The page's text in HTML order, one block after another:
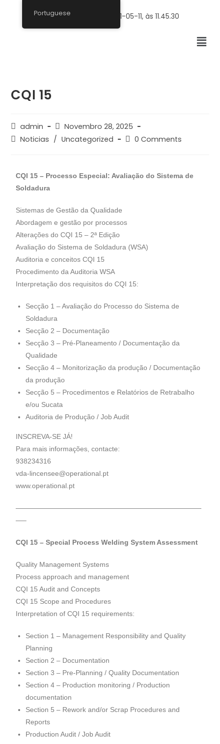
CQI 15
admin
Novembro 28, 2025
Noticias / Uncategorized 0 Comments
CQI 15 – Processo Especial: Avaliação do Sistema de
Soldadura
Sistemas de Gestão da Qualidade
Abordagem e gestão por processos
Alterações do CQI 15 – 2ª Edição
Avaliação do Sistema de Soldadura (WSA)
Auditoria e conceitos CQI 15
Procedimento da Auditoria WSA
Interpretação dos requisitos do CQI 15:
Secção 1 – Avaliação do Processo do Sistema de
Soldadura
Secção 2 – Documentação
Secção 3 – Pré-Planeamento / Documentação da
Qualidade
Secção 4 – Monitorização da produção / Documentação
da produção
Secção 5 – Procedimentos e Relatórios de Retrabalho
e/ou Sucata
Auditoria de Produção / Job Audit
INSCREVA-SE JÁ!
Para mais informações, contacte:
938234316
vda-lincensee@operational.pt
www.operational.pt
———————————————————————————
—–
CQI 15 – Special Process Welding System Assessment
Quality Management Systems
Process approach and management
CQI 15 Audit and Concepts
CQI 15 Scope and Procedures
Interpretation of CQI 15 requirements:
Section 1 – Management Responsibility and Quality
Planning
Section 2 – Documentation
Section 3 – Pre-Planning / Quality Documentation
Section 4 – Production monitoring / Production
documentation
Section 5 – Rework and/or Scrap Procedures and
Reports
Production Audit / Job Audit
Portuguese